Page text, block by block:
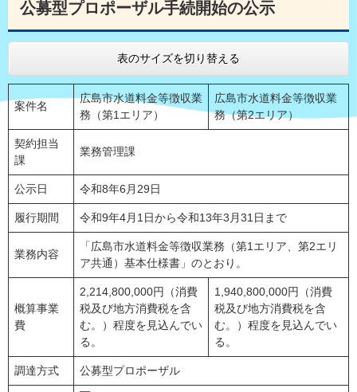
公募型プロポーザル手続開始の公示
表のサイズを切り替える
案件名
広島市水道料金等徴収業
務（第1エリア）
広島市水道料金等徴収業
務（第2エリア）
契約担当
課
業務管理課
公示日 令和8年6月29日
履行期間 令和9年4月1日から令和13年3月31日まで
業務内容
「広島市水道料金等徴収業務（第1エリア、第2エリ
ア共通）基本仕様書」のとおり。
概算事業
費
2,214,800,000円（消費
税及び地方消費税を含
む。）程度を見込んでい
る。
1,940,800,000円（消費
税及び地方消費税を含
む。）程度を見込んでい
る。
調達方式 公募型プロポーザル